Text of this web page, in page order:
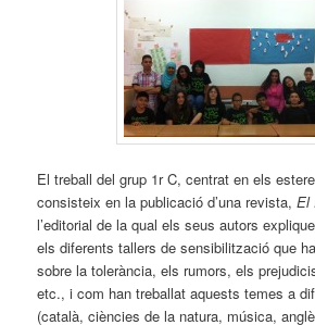
El treball del grup 1r C, centrat en els
consisteix en la publicació d’una revista,El
l’editorial de la qual els seus autors
els diferents tallers de sensibilització que
sobre la tolerància, els rumors, els
etc., i com han treballat aquests temes a
(català, ciències de la natura, música,